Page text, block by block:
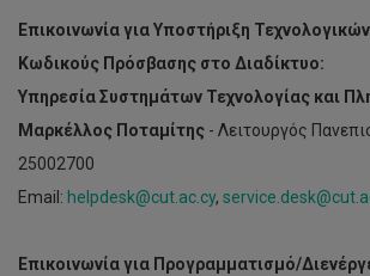
Επικοινωνία για Υποστήριξη
Κωδικούς Πρόσβασης στο Διαδίκτυο:
Υπηρεσία Συστημάτων Τεχνολογίας και
Μαρκέλλος Ποταμίτης - Λειτουργός
25002700
Email: helpdesk@cut.ac.cy,
Επικοινωνία για Προγραμματισμό/